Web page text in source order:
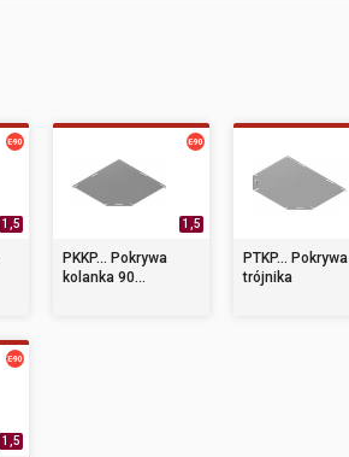
1,5 1,5
PKKP... Pokrywa
kolanka 90...
PTKP... Pokrywa
trójnika
1,5